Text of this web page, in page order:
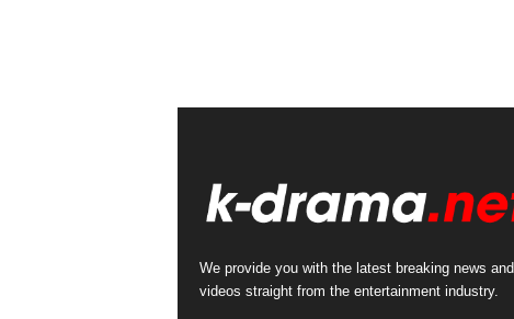
We provide you with the latest breaking news and
videos straight from the entertainment industry.